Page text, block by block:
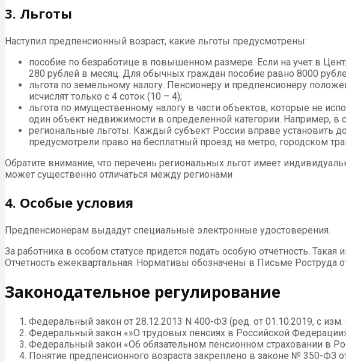
3. Льготы
Наступил предпенсионный возраст, какие льготы предусмотрены:
пособие по безработице в повышенном размере. Если на учет в
280 рублей в месяц. Для обычных граждан пособие равно 8000
льгота по земельному налогу. Пенсионеру и предпенсионеру
исчислят только с 4 соток (10 – 4);
льгота по имущественному налогу в части объектов, которые не
один объект недвижимости в определенной категории. Например, в
региональные льготы. Каждый субъект России вправе установить
предусмотрели право на бесплатный проезд на метро, городском
Обратите внимание, что перечень региональных льгот имеет
может существенно отличаться между регионами
4. Особые условия
Предпенсионерам выдадут специальные электронные удостоверения.
За работника в особом статусе придется подать особую отчетность.
Отчетность ежеквартальная. Нормативы обозначены в Письме Роструда
Законодательное регулирование
Федеральный закон от 28.12.2013 N 400-ФЗ (ред. от 01.10.2019, с изм.
Федеральный закон «»О трудовых пенсиях в Российской
Федеральный закон «Об обязательном пенсионном страховании в
Понятие предпенсионного возраста закреплено в законе № 350-ФЗ